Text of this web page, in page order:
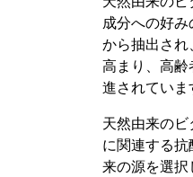
成分への好
から抽出さ
高まり、高
進されていま
天然由来の
に関連する
来の源を選